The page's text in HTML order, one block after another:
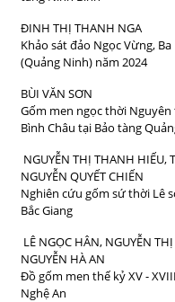
ĐINH THỊ THANH NGA
Khảo sát đảo Ngọc Vừng,
(Quảng Ninh) năm 2024
BÙI VĂN SƠN
Gốm men ngọc thời
Bình Châu tại Bảo tàng
NGUYỄN THỊ THANH HIẾU,
NGUYỄN QUYẾT CHIẾN
Nghiên cứu gốm sứ thời Lê
Bắc Giang
LÊ NGỌC HÂN, NGUYỄN
NGUYỄN HÀ AN
Đồ gốm men thế kỷ XV -
Nghệ An